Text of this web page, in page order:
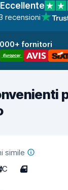
recensioni
fornitori
simile
C 4